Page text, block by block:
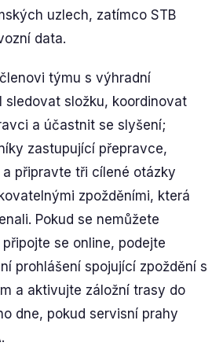
uzlech, zatímco STB
data.
týmu s výhradní
sledovat složku, koordinovat
a účastnit se slyšení;
zastupující přepravce,
připravte tři cílené otázky
zpožděními, která
Pokud se nemůžete
se online, podejte
prohlášení spojující zpoždění s
a aktivujte záložní trasy do
dne, pokud servisní prahy